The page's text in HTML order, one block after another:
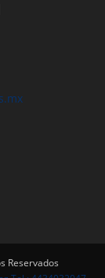
Reservados